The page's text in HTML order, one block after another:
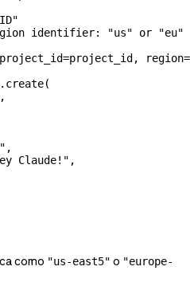
identifier: "us" or "eu"
project_id=project_id, region=
,
,
Claude!" ,
como "us-east5" o "europe-